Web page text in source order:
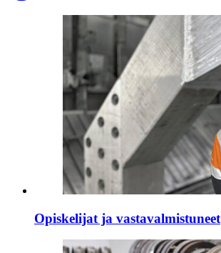
Opiskelijat ja vastavalmistuneet